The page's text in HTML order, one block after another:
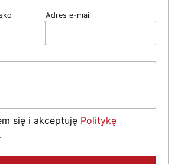
Adres e-mail
się i akceptuję Politykę
.